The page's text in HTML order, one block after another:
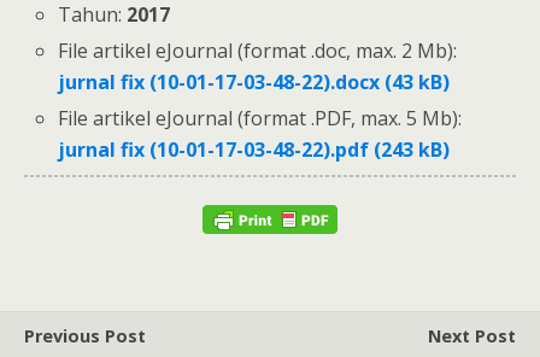
Tahun: 2017
File artikel eJournal (format .doc, max. 2 Mb):
jurnal fix (10-01-17-03-48-22).docx (43 kB)
File artikel eJournal (format .PDF, max. 5 Mb):
jurnal fix (10-01-17-03-48-22).pdf (243 kB)
Previous Post Next Post